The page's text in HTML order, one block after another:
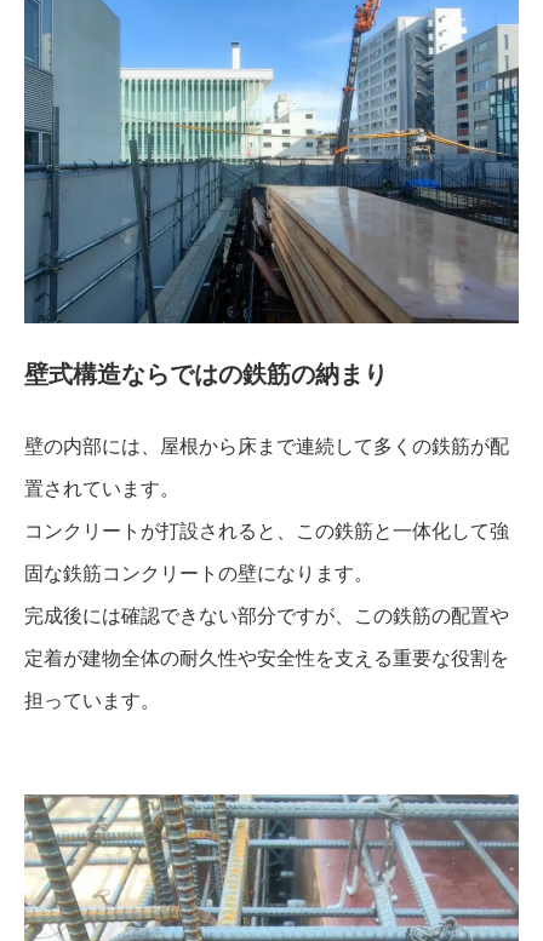
壁式構造ならではの鉄筋の納まり
壁の内部には、屋根から床まで連続して多くの鉄筋が配
置されています。
コンクリートが打設されると、この鉄筋と一体化して強
固な鉄筋コンクリートの壁になります。
完成後には確認できない部分ですが、この鉄筋の配置や
定着が建物全体の耐久性や安全性を支える重要な役割を
担っています。